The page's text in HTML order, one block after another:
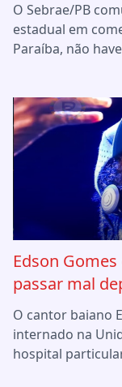
O Sebrae/PB
estadual em
Paraíba, não
Edson
passar mal
O cantor baiano
internado na
hospital